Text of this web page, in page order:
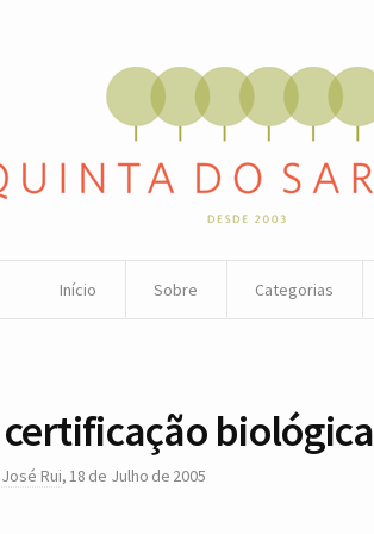
Início Sobre Categorias
certificação biológica
José Rui,18 de Julho de 2005